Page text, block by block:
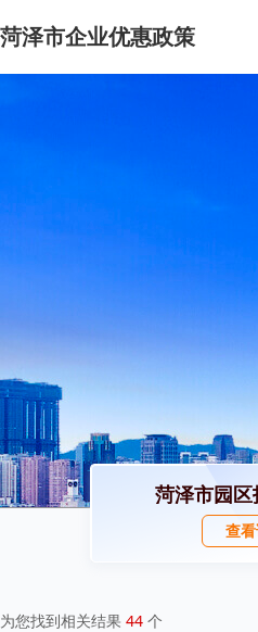
菏泽市企业优惠政策
菏泽市园
查
为您找到相关结果 44 个